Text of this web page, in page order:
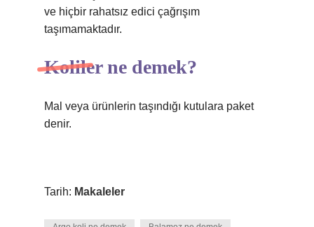
ve hiçbir rahatsız edici çağrışım
taşımamaktadır.
Koliler ne demek?
Mal veya ürünlerin taşındığı kutulara paket
denir.
Tarih: Makaleler